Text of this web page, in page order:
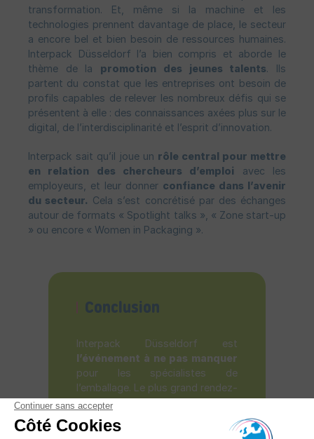
transformation. Et, même si la machine et les
technologies prennent davantage de place, le secteur
a encore bel et bien besoin de ressources humaines.
Interpack Düsseldorf l’a bien compris et aborde le
thème de la promotion des jeunes talents. Ils
partent du constat que les entreprises ont besoin de
profils capables de relever les nombreux défis qui se
présentent à elle : des connaissances axées plus sur le
digital, de l’interdisciplinarité et l’esprit d’innovation.
Interpack sait qu’il joue un rôle central pour mettre
en relation des chercheurs d’emploi avec les
employeurs, et leur donner confiance dans l’avenir
du secteur. Cela s’est concrétisé par des échanges
autour de formats « Spotlight talks », « Zone start-up
» ou encore « Women in Packaging ».
Conclusion
Interpack Düsseldorf est
l’événement à ne pas manquer
pour les spécialistes de
l’emballage. Le plus grand rendez-
vous mondial dans ce domaine
est une véritable source
d’inspiration. Avec des